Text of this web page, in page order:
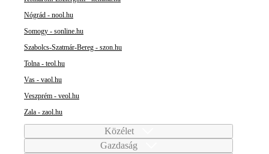
Nógrád - nool.hu
Somogy - sonline.hu
Szabolcs-Szatmár-Bereg - szon.hu
Tolna - teol.hu
Vas - vaol.hu
Veszprém - veol.hu
Zala - zaol.hu
Közélet
Gazdaság